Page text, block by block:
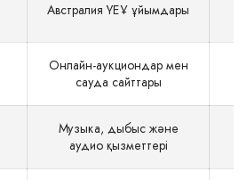
Австралия ҮЕҰ ұйымдары
Онлайн-аукциондар мен
сауда сайттары
Музыка, дыбыс және
аудио қызметтері